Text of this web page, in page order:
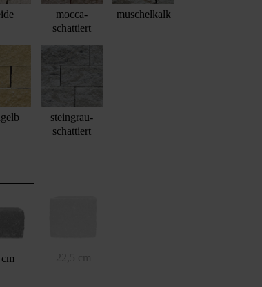
mocca-
schattiert
muschelkalk
steingrau-
schattiert